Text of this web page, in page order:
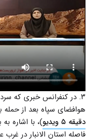
۳. در کنفرانس خبری که
هوافضای سپاه بعد از حمله
دقیقه ۵ ویدیو
)، با اشاره
فاصله استان الانبار در